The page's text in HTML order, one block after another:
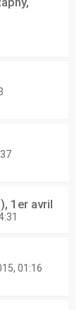
1er avril
01:16